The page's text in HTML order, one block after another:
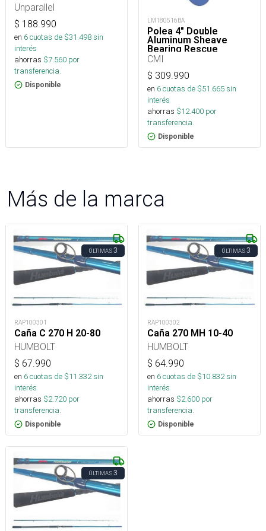
Unparallel
$ 188.990
en 6cuotas de $31.498sin
interés
ahorras $7.560 por
transferencia.
Disponible
LM180516BA
Polea 4" Double
Aluminum Sheave
Bearing Rescue
CMI
$ 309.990
en 6cuotas de $51.665sin
interés
ahorras $12.400 por
transferencia.
Disponible
Más de la marca
ÚLTIMAS3
RAP100301
Caña C 270 H 20-80
HUMBOLT
$ 67.990
en 6cuotas de $11.332sin
interés
ahorras $2.720 por
transferencia.
Disponible
ÚLTIMAS3
RAP100302
Caña 270 MH 10-40
HUMBOLT
$ 64.990
en 6cuotas de $10.832sin
interés
ahorras $2.600 por
transferencia.
Disponible
ÚLTIMAS3